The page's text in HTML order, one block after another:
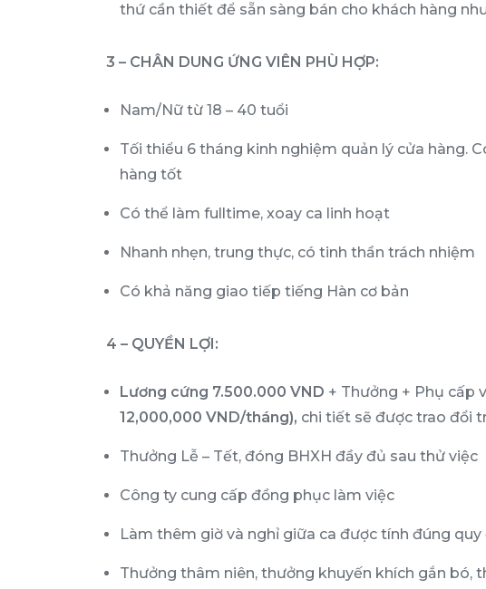
thứ cần thiết để sẵn sàng bán cho khách hàng
3 – CHÂN DUNG ỨNG VIÊN PHÙ HỢP:
Nam/Nữ từ 18 – 40 tuổi
Tối thiểu 6 tháng kinh nghiệm quản lý cửa hàng.
hàng tốt
Có thể làm fulltime, xoay ca linh hoạt
Nhanh nhẹn, trung thực, có tinh thần trách nhiệm
Có khả năng giao tiếp tiếng Hàn cơ bản
4 – QUYỀN LỢI:
Lương cứng 7.500.000 VND + Thưởng + Phụ cấp
12,000,000 VND/tháng), chi tiết sẽ được trao đổi
Thưởng Lễ – Tết, đóng BHXH đầy đủ sau thử việc
Công ty cung cấp đồng phục làm việc
Làm thêm giờ và nghỉ giữa ca được tính đúng
Thưởng thâm niên, thưởng khuyến khích gắn bó,